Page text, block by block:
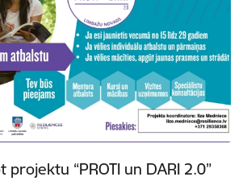
“PROTI un DARI 2.0”